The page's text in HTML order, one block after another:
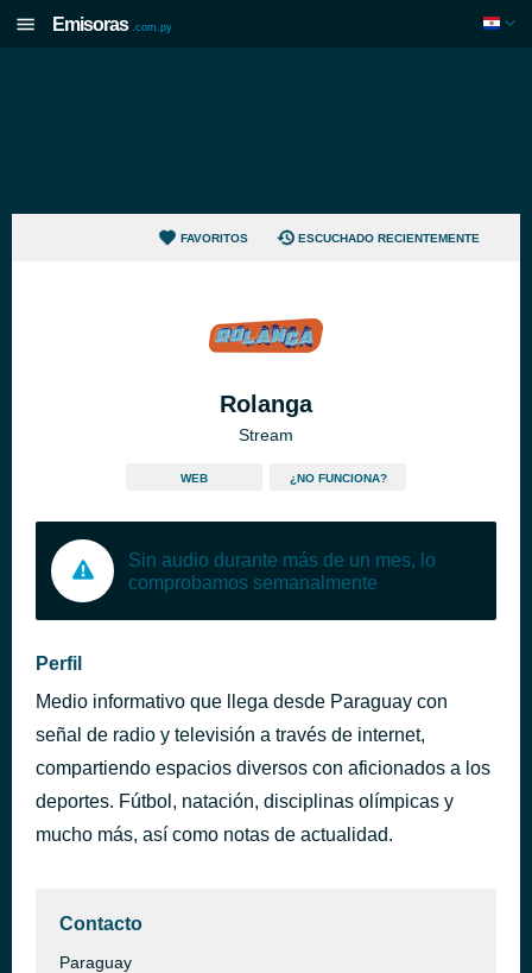
Emisoras .com.py
FAVORITOS ESCUCHADO RECIENTEMENTE
Rolanga
Stream
WEB ¿NO FUNCIONA?
Sin audio durante más de un mes, lo
comprobamos semanalmente
Perfil
Medio informativo que llega desde Paraguay con
señal de radio y televisión a través de internet,
compartiendo espacios diversos con aficionados a los
deportes. Fútbol, natación, disciplinas olímpicas y
mucho más, así como notas de actualidad.
Contacto
Paraguay